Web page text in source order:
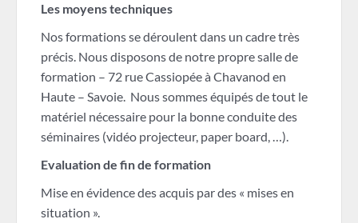
Les moyens techniques
Nos formations se déroulent dans un cadre très
précis. Nous disposons de notre propre salle de
formation – 72 rue Cassiopée à Chavanod en
Haute – Savoie. Nous sommes équipés de tout le
matériel nécessaire pour la bonne conduite des
séminaires (vidéo projecteur, paper board, …).
Evaluation de fin de formation
Mise en évidence des acquis par des « mises en
situation ».